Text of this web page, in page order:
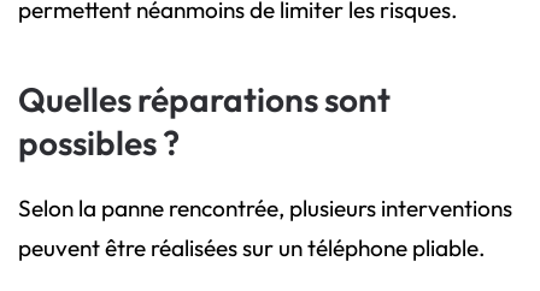
permettent néanmoins de limiter les risques.
Quelles réparations sont
possibles ?
Selon la panne rencontrée, plusieurs interventions
peuvent être réalisées sur un téléphone pliable.